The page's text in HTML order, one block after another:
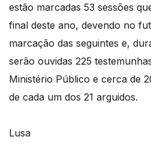
estão marcadas 53 sessões
final deste ano, devendo no
marcação das seguintes e,
serão ouvidas 225
Ministério Público e cerca de
de cada um dos 21 arguidos.
Lusa